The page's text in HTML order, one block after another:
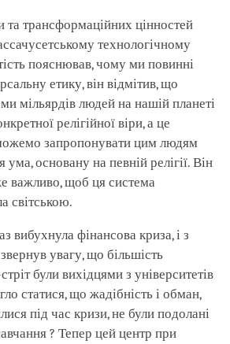
та трансформаційних цінностей
технологічному
пояснював, чому ми повинні
етику, він відмітив, що
мільярдів людей на нашій планеті
релігійної віри, а це
запропонувати цим людям
основану на певній релігії. Він
важливо, щоб ця система
світською.
вибухнула фінансова криза, і з
увагу, що більшість
були вихідцями з університетів
статися, що жадібність і обман,
під час кризи, не були подолані
? Тепер цей центр при